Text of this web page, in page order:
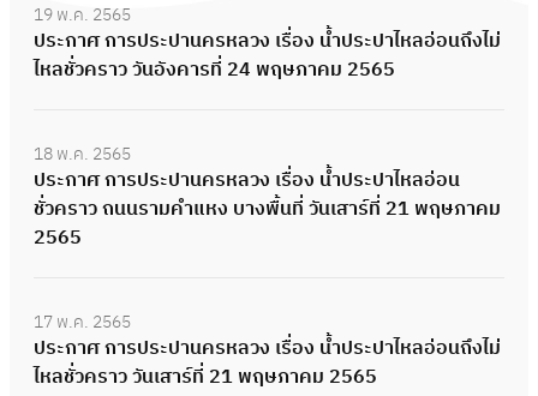
19 พ.ค. 2565
ประกาศ การประปานครหลวง เรื่อง น้ำประปาไหลอ่อนถึงไม่
ไหลชั่วคราว วันอังคารที่ 24 พฤษภาคม 2565
18 พ.ค. 2565
ประกาศ การประปานครหลวง เรื่อง น้ำประปาไหลอ่อน
ชั่วคราว ถนนรามคำแหง บางพื้นที่ วันเสาร์ที่ 21 พฤษภาคม
2565
17 พ.ค. 2565
ประกาศ การประปานครหลวง เรื่อง น้ำประปาไหลอ่อนถึงไม่
ไหลชั่วคราว วันเสาร์ที่ 21 พฤษภาคม 2565